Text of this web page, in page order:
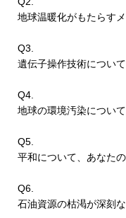
地球温暖化がもたらす
Q3.
遺伝子操作技術につい
Q4.
地球の環境汚染につい
Q5.
平和について、あなた
Q6.
石油資源の枯渇が深刻